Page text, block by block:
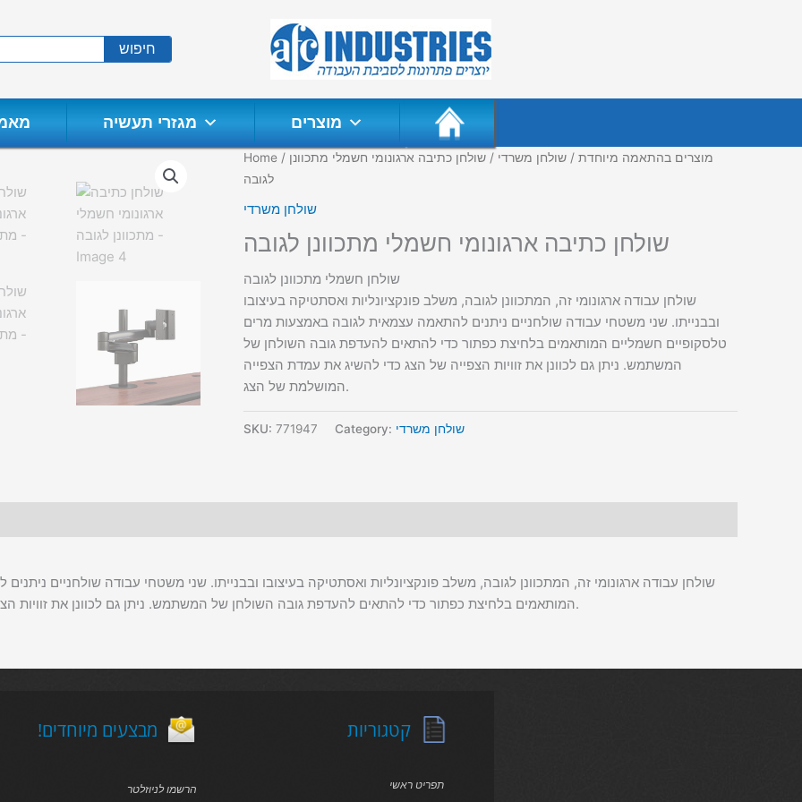
חיפוש
מגזרי תעשיה מוצרים
Home / מוצרים בהתאמה מיוחדת / שולחן משרדי / שולחן כתיבה ארגונומי חשמלי מתכוונן
לגובה
שולחן משרדי
שולחן כתיבה ארגונומי חשמלי מתכוונן לגובה
שולחן חשמלי מתכוונן לגובה
שולחן עבודה ארגונומי זה, המתכוונן לגובה, משלב פונקציונליות ואסתטיקה בעיצובו
ובבנייתו. שני משטחי עבודה שולחניים ניתנים להתאמה עצמאית לגובה באמצעות מרים
טלסקופיים חשמליים המותאמים בלחיצת כפתור כדי להתאים להעדפת גובה השולחן של
המשתמש. ניתן גם לכוונן את זוויות הצפייה של הצג כדי להשיג את עמדת הצפייה
המושלמת של הצג.
SKU: 771947 Category: שולחן משרדי
שולחן עבודה ארגונומי זה, המתכוונן לגובה, משלב פונקציונליות ואסתטיקה בעיצובו ובבנייתו. שני משטחי עבודה שולחניים
המותאמים בלחיצת כפתור כדי להתאים להעדפת גובה השולחן של המשתמש. ניתן גם לכוונן את זוויות הצפייה של הצג כדי להשיג את עמדת הצפייה המושלמת של הצג.
!מבצעים מיוחדים
הרשמו לניוזלטר
קטגוריות
תפריט ראשי